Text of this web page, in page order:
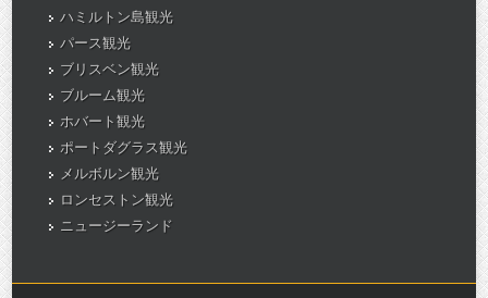
ハミルトン島観光
パース観光
ブリスベン観光
ブルーム観光
ホバート観光
ポートダグラス観光
メルボルン観光
ロンセストン観光
ニュージーランド